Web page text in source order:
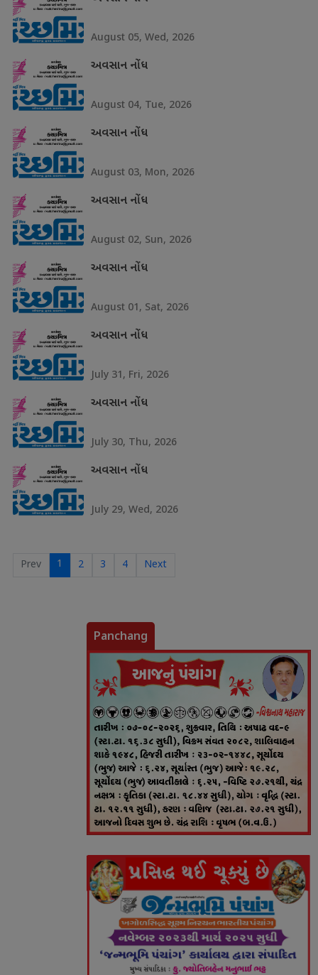
August 05, Wed, 2026
અવસાન નોંધ
August 04, Tue, 2026
અવસાન નોંધ
August 03, Mon, 2026
અવસાન નોંધ
August 02, Sun, 2026
અવસાન નોંધ
August 01, Sat, 2026
અવસાન નોંધ
July 31, Fri, 2026
અવસાન નોંધ
July 30, Thu, 2026
અવસાન નોંધ
July 29, Wed, 2026
Prev 1 2 3 4 Next
Panchang